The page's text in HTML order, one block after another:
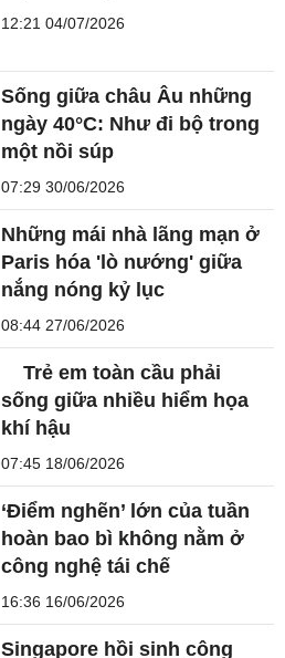
12:21 04/07/2026
Sống giữa châu Âu những
ngày 40°C: Như đi bộ trong
một nồi súp
07:29 30/06/2026
Những mái nhà lãng mạn ở
Paris hóa 'lò nướng' giữa
nắng nóng kỷ lục
08:44 27/06/2026
Trẻ em toàn cầu phải
sống giữa nhiều hiểm họa
khí hậu
07:45 18/06/2026
‘Điểm nghẽn’ lớn của tuần
hoàn bao bì không nằm ở
công nghệ tái chế
16:36 16/06/2026
Singapore hồi sinh công